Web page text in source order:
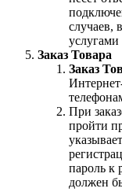
случаев,
услугами
Заказ Товара
Заказ
При
пройти
пароль к
должен